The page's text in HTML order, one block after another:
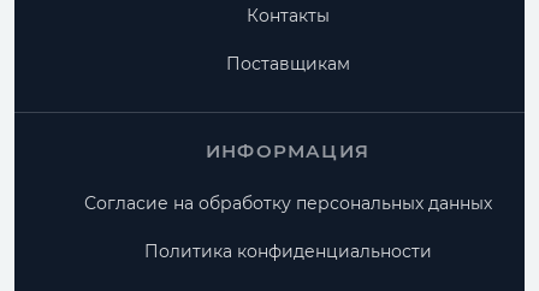
Контакты
Поставщикам
ИНФОРМАЦИЯ
Согласие на обработку персональных данных
Политика конфиденциальности